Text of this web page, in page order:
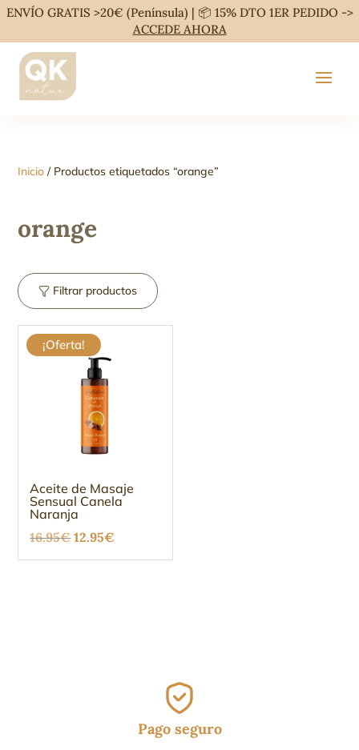
ENVÍO GRATIS >20€ (Península) | 📦 15% DTO 1ER PEDIDO ->
ACCEDE AHORA
Inicio / Productos etiquetados “orange”
orange
Filtrar productos
¡Oferta!
Aceite de Masaje
Sensual Canela
Naranja
16.95€El
precio
12.95€
precio
Pago seguro